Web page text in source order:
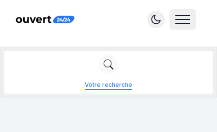
Votre recherche